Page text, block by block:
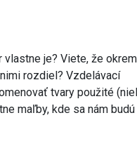
je? Viete, že okrem
rozdiel? Vzdelávací
tvary použité
maľby, kde sa nám